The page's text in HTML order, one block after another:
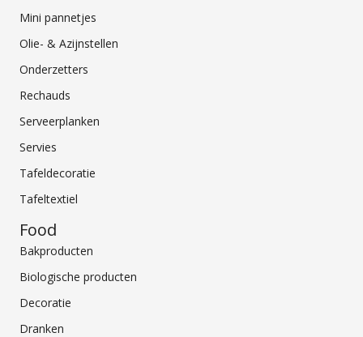
Mini pannetjes
Olie- & Azijnstellen
Onderzetters
Rechauds
Serveerplanken
Servies
Tafeldecoratie
Tafeltextiel
Food
Bakproducten
Biologische producten
Decoratie
Dranken